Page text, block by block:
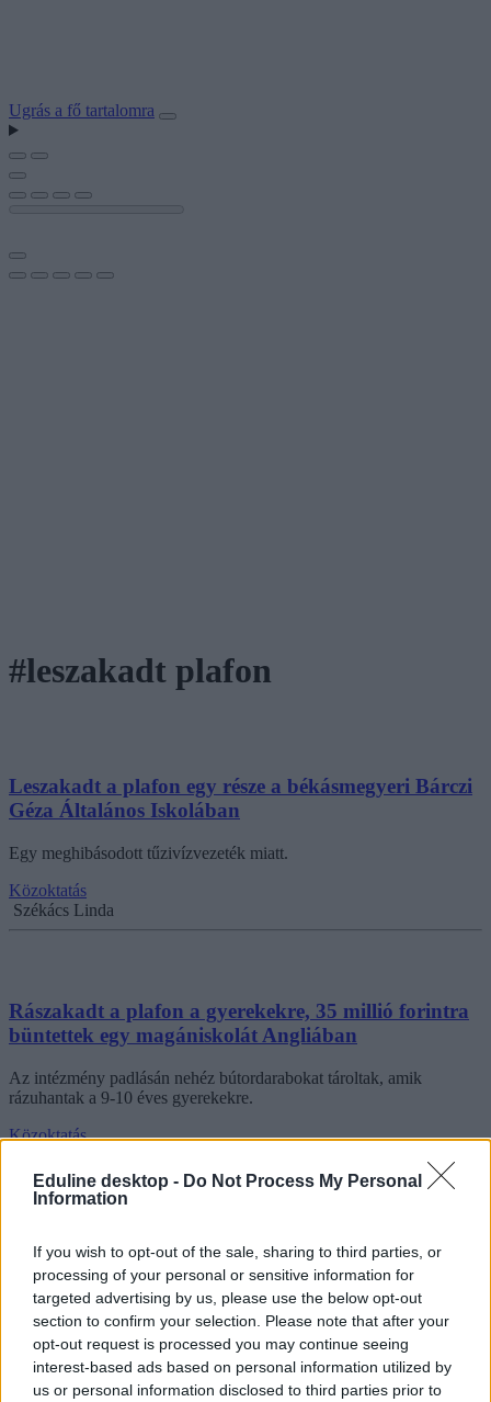
Eduline desktop - Do Not Process My Personal
Information
If you wish to opt-out of the sale, sharing to third parties, or
processing of your personal or sensitive information for
targeted advertising by us, please use the below opt-out
section to confirm your selection. Please note that after your
opt-out request is processed you may continue seeing
interest-based ads based on personal information utilized by
us or personal information disclosed to third parties prior to
Ugrás a fő tartalomra
#leszakadt plafon
Leszakadt a plafon egy része a békásmegyeri Bárczi
Géza Általános Iskolában
Egy meghibásodott tűzivízvezeték miatt.
Közoktatás
Székács Linda
Rászakadt a plafon a gyerekekre, 35 millió forintra
büntettek egy magániskolát Angliában
Az intézmény padlásán nehéz bútordarabokat tároltak, amik
rázuhantak a 9-10 éves gyerekekre.
Közoktatás